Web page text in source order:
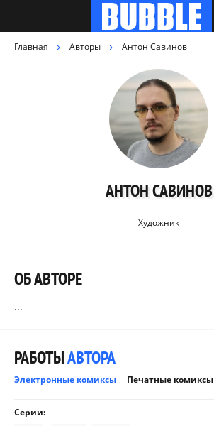
Главная Авторы Антон Савинов
АНТОН САВИНОВ
Художник
ОБ АВТОРЕ
...
РАБОТЫАВТОРА
Электронные комиксы Печатные комиксы
Серии: